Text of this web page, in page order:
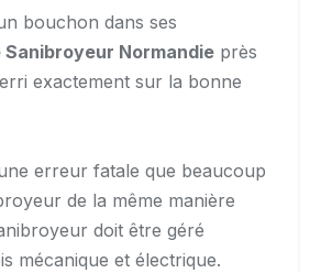
bouchon dans ses
Sanibroyeur Normandie près
exactement sur la bonne
une erreur fatale que beaucoup
de la même manière
doit être géré
mécanique et électrique.